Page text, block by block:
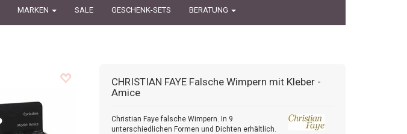
MARKEN SALE GESCHENK-SETS BERATUNG
CHRISTIAN FAYE Falsche Wimpern mit Kleber -
Amice
Christian Faye falsche Wimpern. In 9
unterschiedlichen Formen und Dichten erhältlich.